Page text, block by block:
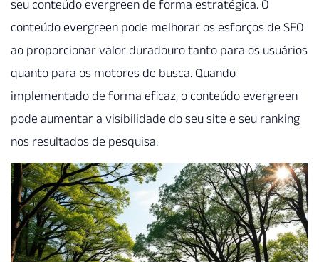
seu conteúdo evergreen de forma estratégica. O
conteúdo evergreen pode melhorar os esforços de SEO
ao proporcionar valor duradouro tanto para os usuários
quanto para os motores de busca. Quando
implementado de forma eficaz, o conteúdo evergreen
pode aumentar a visibilidade do seu site e seu ranking
nos resultados de pesquisa.